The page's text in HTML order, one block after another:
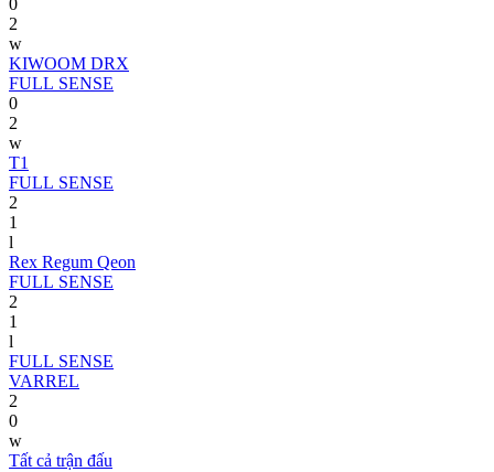
0
2
w
KIWOOM DRX
FULL SENSE
0
2
w
T1
FULL SENSE
2
1
l
Rex Regum Qeon
FULL SENSE
2
1
l
FULL SENSE
VARREL
2
0
w
Tất cả trận đấu